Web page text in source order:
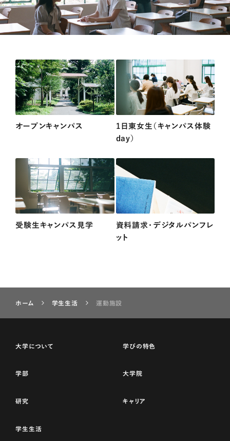
オープンキャンパス
1日東女生（キャンパス体験
day）
受験生キャンパス見学
資料請求・デジタルパンフレ
ット
ホーム 学生生活 運動施設
大学について 学びの特色
学部 大学院
研究 キャリア
学生生活